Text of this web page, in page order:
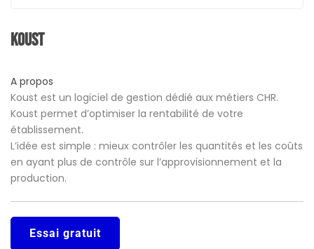
Koust
A propos
Koust est un logiciel de gestion dédié aux métiers CHR.
Koust permet d’optimiser la rentabilité de votre
établissement.
L’idée est simple : mieux contrôler les quantités et les coûts
en ayant plus de contrôle sur l’approvisionnement et la
production.
Essai gratuit